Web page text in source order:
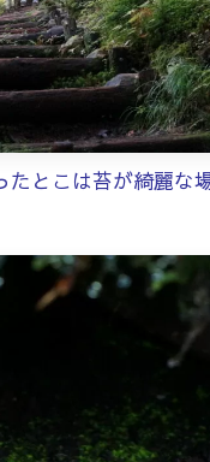
たとこは苔が綺麗な